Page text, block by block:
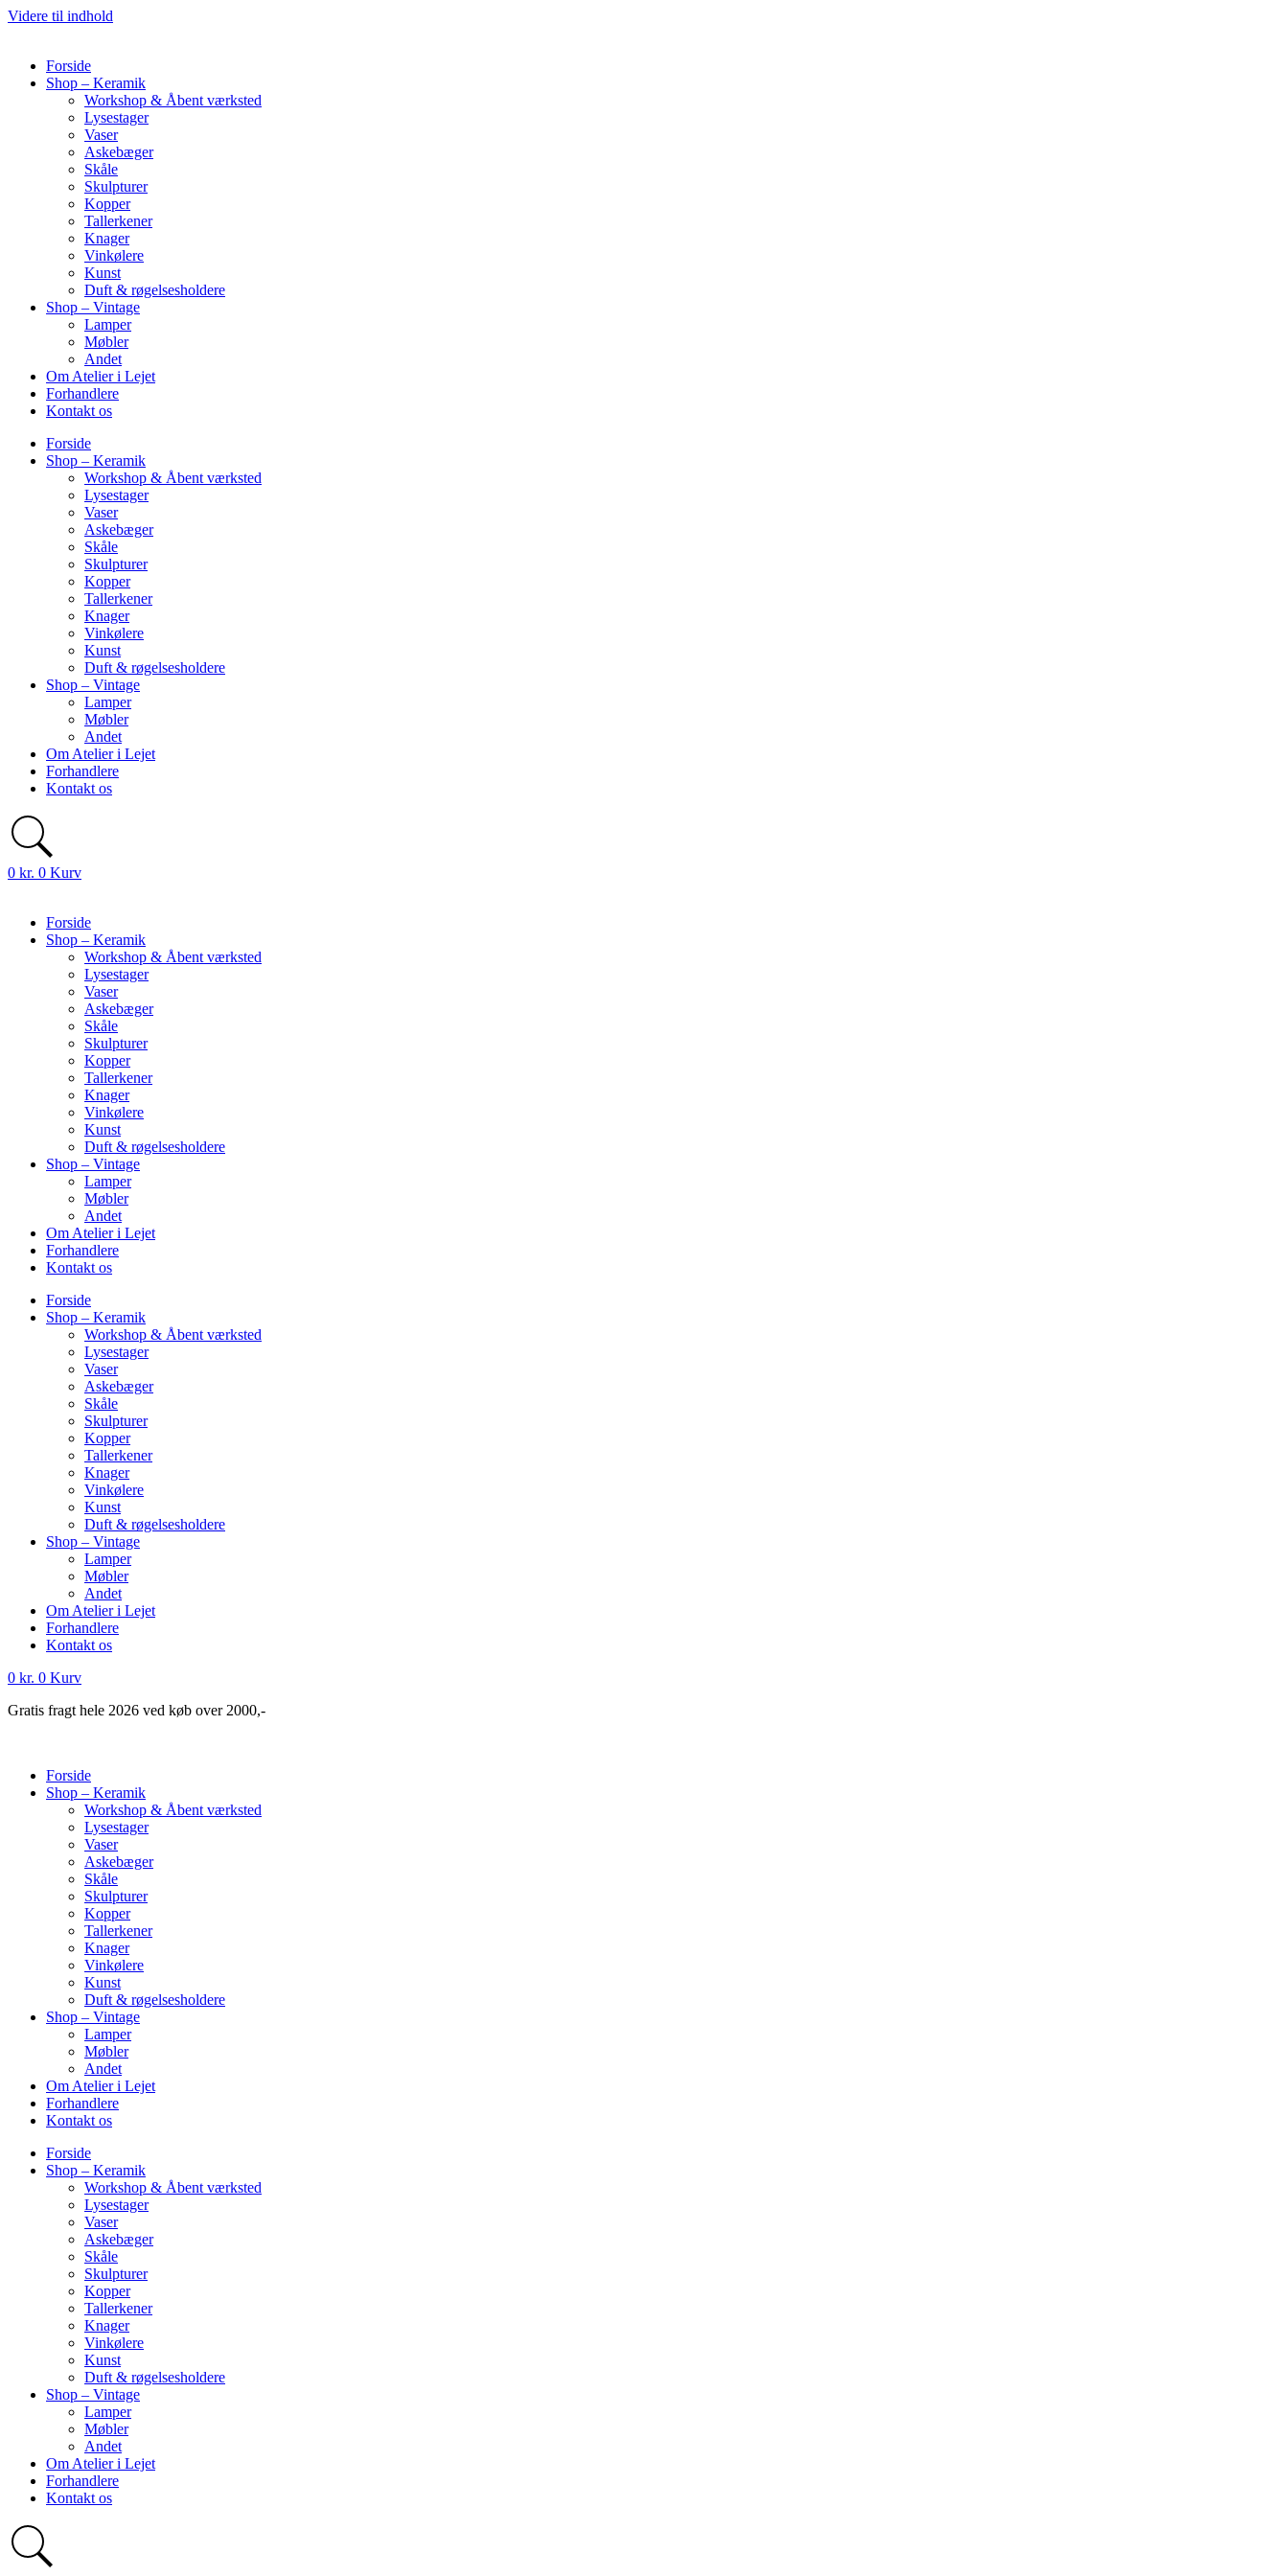
Videre til indhold
Forside
Shop – Keramik
Workshop & Åbent værksted
Lysestager
Vaser
Askebæger
Skåle
Skulpturer
Kopper
Tallerkener
Knager
Vinkølere
Kunst
Duft & røgelsesholdere
Shop – Vintage
Lamper
Møbler
Andet
Om Atelier i Lejet
Forhandlere
Kontakt os
Forside
Shop – Keramik
Workshop & Åbent værksted
Lysestager
Vaser
Askebæger
Skåle
Skulpturer
Kopper
Tallerkener
Knager
Vinkølere
Kunst
Duft & røgelsesholdere
Shop – Vintage
Lamper
Møbler
Andet
Om Atelier i Lejet
Forhandlere
Kontakt os
0 kr. 0 Kurv
Forside
Shop – Keramik
Workshop & Åbent værksted
Lysestager
Vaser
Askebæger
Skåle
Skulpturer
Kopper
Tallerkener
Knager
Vinkølere
Kunst
Duft & røgelsesholdere
Shop – Vintage
Lamper
Møbler
Andet
Om Atelier i Lejet
Forhandlere
Kontakt os
Forside
Shop – Keramik
Workshop & Åbent værksted
Lysestager
Vaser
Askebæger
Skåle
Skulpturer
Kopper
Tallerkener
Knager
Vinkølere
Kunst
Duft & røgelsesholdere
Shop – Vintage
Lamper
Møbler
Andet
Om Atelier i Lejet
Forhandlere
Kontakt os
0 kr. 0 Kurv
Gratis fragt hele 2026 ved køb over 2000,-
Forside
Shop – Keramik
Workshop & Åbent værksted
Lysestager
Vaser
Askebæger
Skåle
Skulpturer
Kopper
Tallerkener
Knager
Vinkølere
Kunst
Duft & røgelsesholdere
Shop – Vintage
Lamper
Møbler
Andet
Om Atelier i Lejet
Forhandlere
Kontakt os
Forside
Shop – Keramik
Workshop & Åbent værksted
Lysestager
Vaser
Askebæger
Skåle
Skulpturer
Kopper
Tallerkener
Knager
Vinkølere
Kunst
Duft & røgelsesholdere
Shop – Vintage
Lamper
Møbler
Andet
Om Atelier i Lejet
Forhandlere
Kontakt os